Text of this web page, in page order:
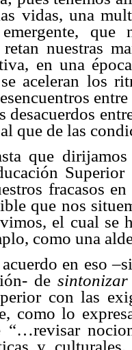
vidas, una
nuestras
en una
aceleran los
desacuerdos
que de las
que
fracasos
que nos
el cual se
como una
en eso
de sintonizar
con las
como lo
“…revisar
y